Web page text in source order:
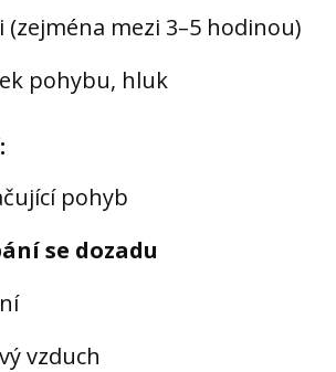
(zejména mezi 3–5 hodinou)
pohybu, hluk
pohyb
se dozadu
vzduch